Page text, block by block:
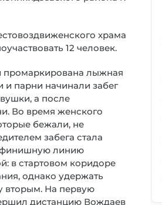
храма
12 человек.
промаркирована лыжная
и парни начинали забег
а после
Во время женского
бежали, не
забега стала
финишную линию
в стартовом коридоре
однако удержать
вторым. На первую
дистанцию Вождаев